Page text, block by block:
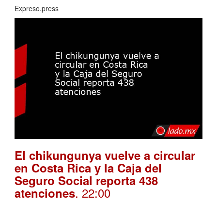
Expreso.press
El chikungunya vuelve a circular
en Costa Rica y la Caja del
Seguro Social reporta 438
atenciones. 22:00